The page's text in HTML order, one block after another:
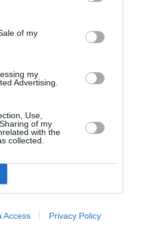
of my
my
Advertising.
Use,
of my
with the
collected.
Access Privacy Policy
και μετά